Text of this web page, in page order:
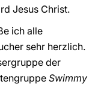
Jesus Christ.
ich alle
sehr herzlich.
der
Swimmy